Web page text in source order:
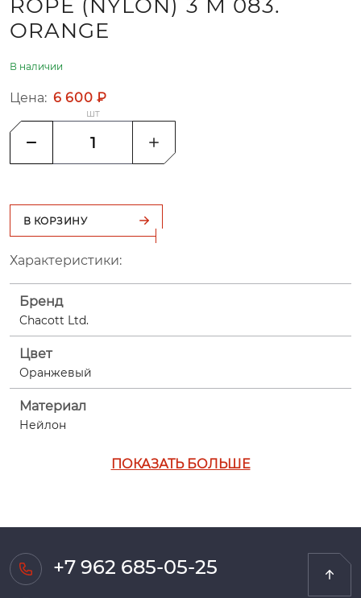
ORANGE
В наличии
Цена: 6 600 ₽
шт
В КОРЗИНУ
Характеристики:
Бренд
Chacott Ltd.
Цвет
Оранжевый
Материал
Нейлон
ПОКАЗАТЬ БОЛЬШЕ
+7 962 685-05-25